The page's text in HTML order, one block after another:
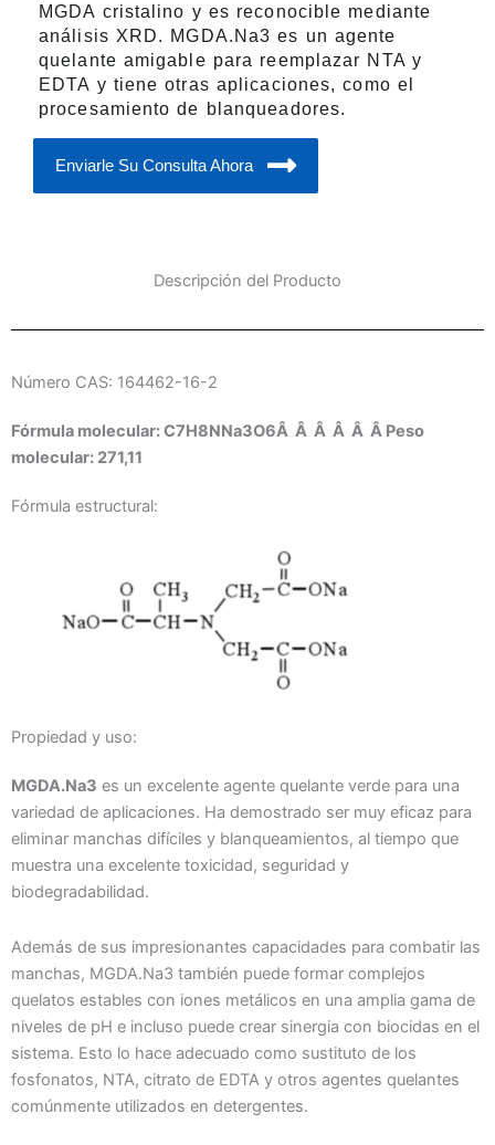
MGDA cristalino y es reconocible mediante
análisis XRD. MGDA.Na3 es un agente
quelante amigable para reemplazar NTA y
EDTA y tiene otras aplicaciones, como el
procesamiento de blanqueadores.
Enviarle Su Consulta Ahora
Descripción del Producto
Número CAS: 164462-16-2
Fórmula molecular: C7H8NNa3O6Â Â Â Â Â Â Peso
molecular: 271,11
Fórmula estructural:
Propiedad y uso:
MGDA.Na3 es un excelente agente quelante verde para una
variedad de aplicaciones. Ha demostrado ser muy eficaz para
eliminar manchas difíciles y blanqueamientos, al tiempo que
muestra una excelente toxicidad, seguridad y
biodegradabilidad.
Además de sus impresionantes capacidades para combatir las
manchas, MGDA.Na3 también puede formar complejos
quelatos estables con iones metálicos en una amplia gama de
niveles de pH e incluso puede crear sinergia con biocidas en el
sistema. Esto lo hace adecuado como sustituto de los
fosfonatos, NTA, citrato de EDTA y otros agentes quelantes
comúnmente utilizados en detergentes.